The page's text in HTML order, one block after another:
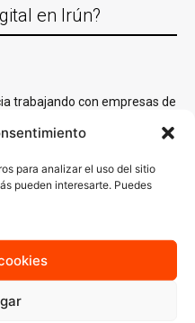
para analizar el uso del sitio
pueden interesarte. Puedes
en Irún?
trabajando con empresas de
marketing digital
, conocemos
local es clave para generar
audiencia ideal, sino que
las soluciones de talla única.
basa en un